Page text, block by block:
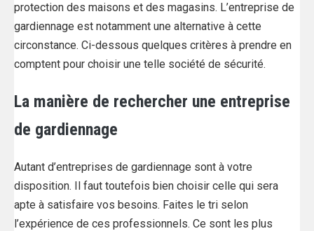
protection des maisons et des magasins. L’entreprise de
gardiennage est notamment une alternative à cette
circonstance. Ci-dessous quelques critères à prendre en
comptent pour choisir une telle société de sécurité.
La manière de rechercher une entreprise
de gardiennage
Autant d’entreprises de gardiennage sont à votre
disposition. Il faut toutefois bien choisir celle qui sera
apte à satisfaire vos besoins. Faites le tri selon
l’expérience de ces professionnels. Ce sont les plus